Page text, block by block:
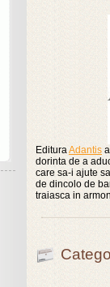
EdituraAdantis
dorinta de a
care sa-i ajute
de dincolo de
traiasca in